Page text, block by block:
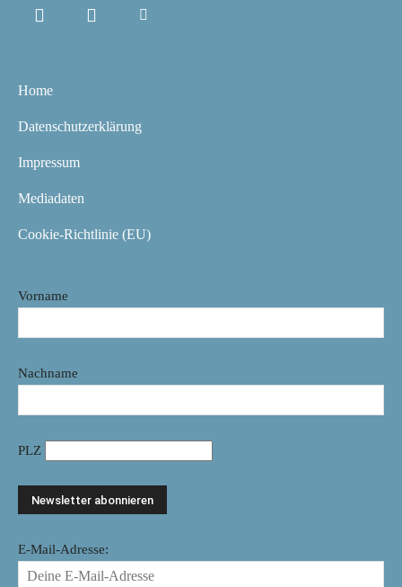
Home
Datenschutzerklärung
Impressum
Mediadaten
Cookie-Richtlinie (EU)
Vorname
Nachname
PLZ
E-Mail-Adresse: